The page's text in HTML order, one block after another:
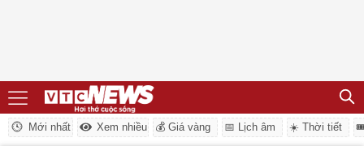
Mới nhất Xem nhiều 💰 Giá vàng 📅 Lịch âm ☀️ Thời tiết